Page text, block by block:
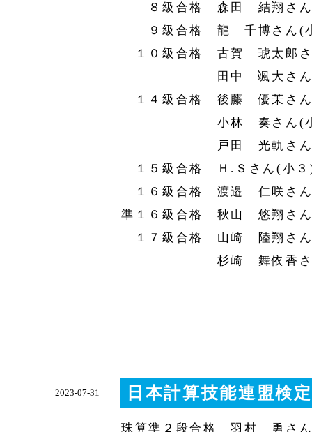
８級合格 森田 結翔さん
９級合格 龍 千博さん(
１０級合格 古賀 琥太郎
田中 颯大さん(
１４級合格 後藤 優茉さ
小林 奏さん(小
戸田 光軌さん(
１５級合格 Ｈ.Ｓさん(小
１６級合格 渡邉 仁咲さ
準１６級合格 秋山 悠翔さ
１７級合格 山崎 陸翔さ
杉崎 舞依香さん
2023-07-31 日本計算技能連盟検
珠算準２段合格 羽村 勇さ